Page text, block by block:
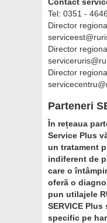
Tel: 0351 -
Director
Director
Director
Parteneri
În rețeaua
Service Plus
un tratament
indiferent de
care o
oferă o
pun utilajele
SERVICE
specific pe